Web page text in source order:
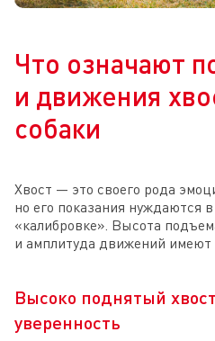
Что означают
и движения
собаки
Хвост — это своего рода
но его показания нуждаются
«калибровке». Высота
и амплитуда движений имеют
Высоко поднятый
уверенность